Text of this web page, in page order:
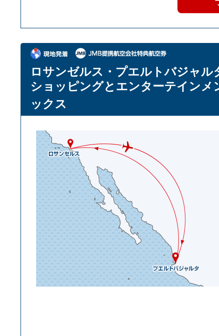
ロサンゼルス・プエルトバジャル
ショッピングとエンターテイン
ックス